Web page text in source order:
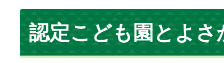
置
認定こども園とよさ